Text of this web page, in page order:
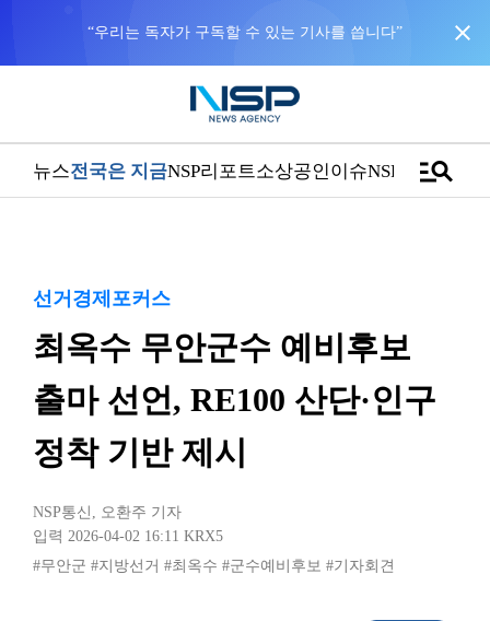
“우리는 독자가 구독할 수 있는 기사를 씁니다” close
뉴스전국은 지금NSP리포트소상공인이슈NSPTVmanage_search
선거경제포커스
최옥수 무안군수 예비후보
출마 선언, RE100 산단·인구
정착 기반 제시
NSP통신 , 오환주 기자
입력 2026-04-02 16:11 KRX5
#무안군 #지방선거 #최옥수 #군수예비후보 #기자회견